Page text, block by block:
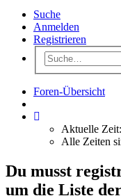
Suche
Anmelden
Registrieren
Foren-Übersicht
Aktuelle
Alle Zeiten
Du musst
um die Liste